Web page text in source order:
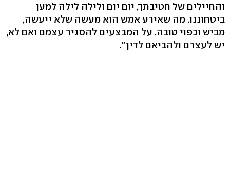
והחיילים של חטיבתך, יום יום ולילה לילה למען
ביטחוננו. מה שאירע אמש הוא מעשה שלא ייעשה,
מביש וכפוי טובה. על המבצעים להסגיר עצמם ואם לא,
יש לעצרם ולהביאם לדין".